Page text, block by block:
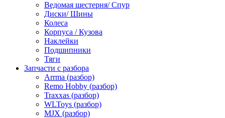
Ведомая шестерня/ Спур
Диски/ Шины
Колеса
Корпуса / Кузова
Наклейки
Подшипники
Тяги
Запчасти с разбора
Arrma (разбор)
Remo Hobby (разбор)
Traxxas (разбор)
WLToys (разбор)
MJX (разбор)